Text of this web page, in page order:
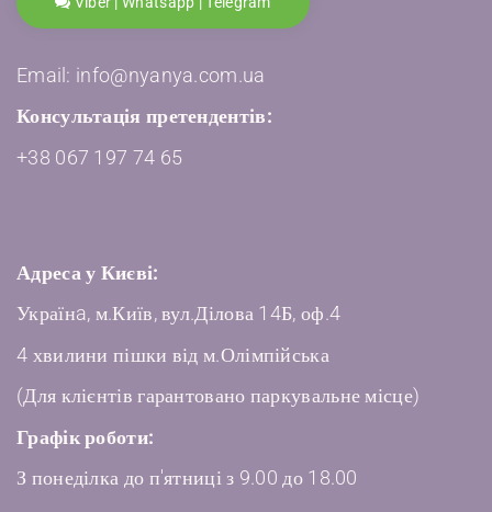
Email: info@nyanya.com.ua
Консультація претендентів:
+38 067 197 74 65
Адреса у Києві:
Українa, м.Київ, вул.Ділова 14Б, оф.4
4 хвилини пішки від м.Олімпійська
(Для клієнтів гарантовано паркувальне місце)
Графік роботи:
З понеділка до п'ятниці з 9.00 до 18.00